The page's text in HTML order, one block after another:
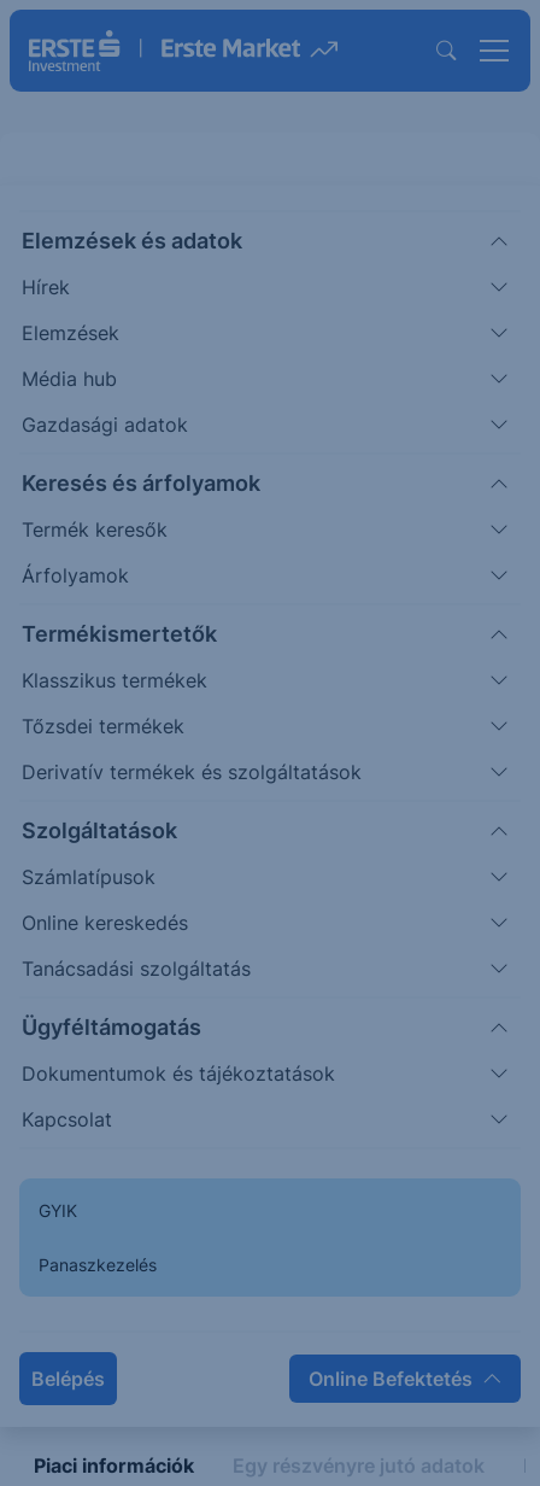
Elemzések és adatok
Hírek
Elemzések
Média hub
Gazdasági adatok
Keresés és árfolyamok
Termék keresők
Árfolyamok
Termékismertetők
Klasszikus termékek
Tőzsdei termékek
Derivatív termékek és szolgáltatások
Szolgáltatások
Számlatípusok
Online kereskedés
Tanácsadási szolgáltatás
Ügyféltámogatás
Dokumentumok és tájékoztatások
Kapcsolat
GYIK
Panaszkezelés
Belépés Online Befektetés
CQP(USA)
CHENIERE ENERGY PARTNERS
UNT
66.45
Időpont: 26.08.06. 18:54
További információk kérése
Erste Market Pro belépés
64.00
65.00
66.00
68.00
Napon belüli Historikus
Legfontosabb adatok
Piaci információk Egy részvényre jutó adatok